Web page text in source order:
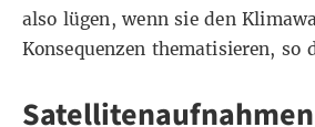
also lügen, wenn sie den
Konsequenzen thematisieren, so